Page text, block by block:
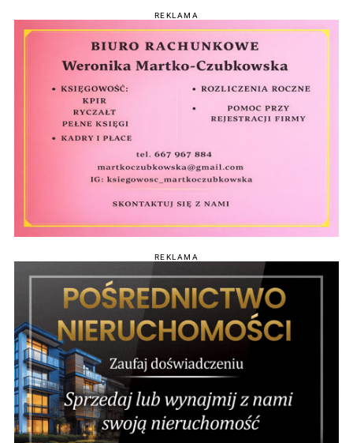
REKLAMA
REKLAMA